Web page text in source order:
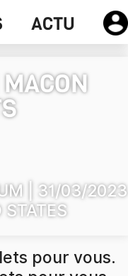
ACTU
| 31/03/2023
STATES
pour vous.